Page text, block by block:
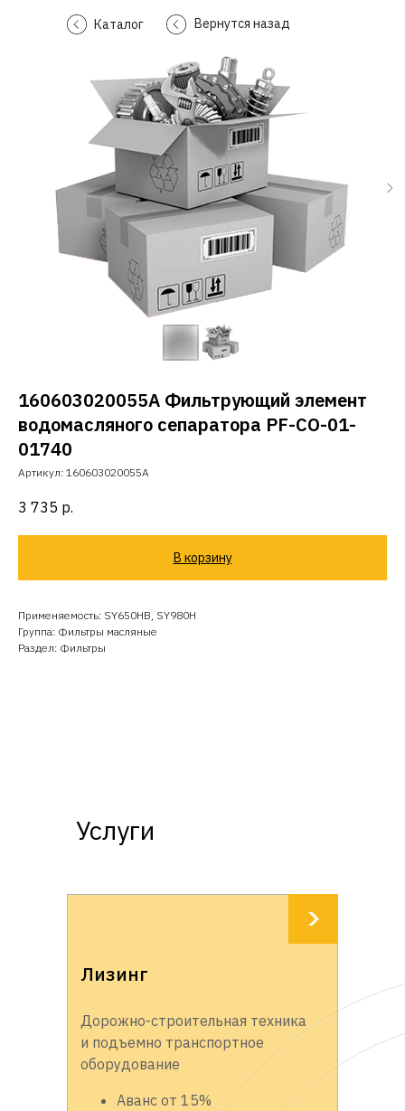
Каталог Вернутся назад
160603020055A Фильтрующий элемент
водомасляного сепаратора PF-CO-01-
01740
Артикул: 160603020055A
3 735 р.
В корзину
Применяемость: SY650HB, SY980H
Группа: Фильтры масляные
Раздел: Фильтры
Услуги
Лизинг
Дорожно-строительная техника
и подъемно транспортное
оборудование
Аванс от 15%